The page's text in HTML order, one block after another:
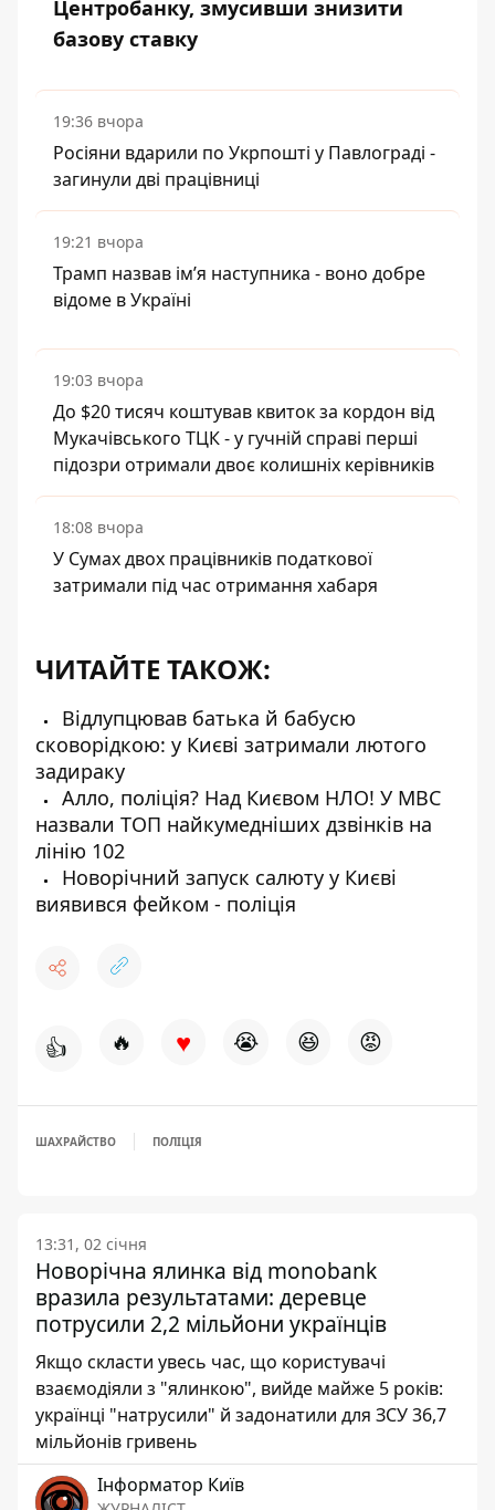
Центробанку, змусивши знизити
базову ставку
19:36 вчора
Росіяни вдарили по Укрпошті у Павлограді -
загинули дві працівниці
19:21 вчора
Трамп назвав імʼя наступника - воно добре
відоме в Україні
19:03 вчора
До $20 тисяч коштував квиток за кордон від
Мукачівського ТЦК - у гучній справі перші
підозри отримали двоє колишніх керівників
18:08 вчора
У Сумах двох працівників податкової
затримали під час отримання хабаря
ЧИТАЙТЕ ТАКОЖ:
Відлупцював батька й бабусю
сковорідкою: у Києві затримали лютого
задираку
Алло, поліція? Над Києвом НЛО! У МВС
назвали ТОП найкумедніших дзвінків на
лінію 102
Новорічний запуск салюту у Києві
виявився фейком - поліція
👍 🔥 ♥ 😭 😆 😡
ШАХРАЙСТВО ПОЛІЦІЯ
13:31, 02 січня
Новорічна ялинка від monobank
вразила результатами: деревце
потрусили 2,2 мільйони українців
Якщо скласти увесь час, що користувачі
взаємодіяли з "ялинкою", вийде майже 5 років:
українці "натрусили" й задонатили для ЗСУ 36,7
мільйонів гривень
Інформатор Київ